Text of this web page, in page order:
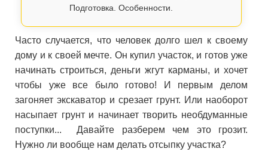
Подготовка. Особенности.
Часто случается, что человек долго шел к своему
дому и к своей мечте. Он купил участок, и готов уже
начинать строиться, деньги жгут карманы, и хочет
чтобы уже все было готово! И первым делом
загоняет экскаватор и срезает грунт. Или наоборот
насыпает грунт и начинает творить необдуманные
поступки... Давайте разберем чем это грозит.
Нужно ли вообще нам делать отсыпку участка?